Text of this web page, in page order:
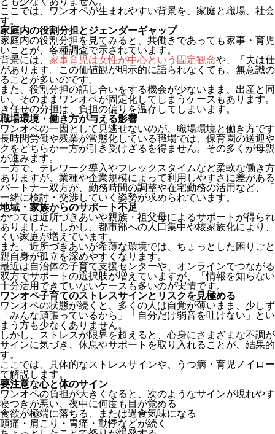
ここでは、ワンオペが生まれやすい背景を、家庭と職場、社
す。
家庭内の役割分担とジェンダーギャップ
家庭内の役割分担を見てみると、共働きであっても家事・育
いことが、各種調査で示されています。
背景には、 家事育児は女性が中心という固定観念や、「夫は
があります。この価値観が明示的に語られなくても、無意識
ることが多いのです。
また、役割分担の話し合いをする機会が少ないまま、出産と
い、そのままワンオペが固定化してしまうケースもあります
き任せの分担は、負担の偏りを温存してしまいます。
職場環境・働き方が与える影響
ワンオペの一因として見逃せないのが、職場環境と働き方で
長時間労働や残業が常態化している職場では、保育園の送迎
クをどちらか一方が引き受けざるを得ません。その多くが母
が進みます。
一方で、テレワーク導入やフレックスタイムなど柔軟な働き
ありますが、業種や企業規模によって利用しやすさに差があ
パートナー双方が、勤務時間の調整や在宅勤務の活用など、
一緒に検討・交渉していく姿勢が求められています。
地域・家族からのサポート不足
かつては近所づきあいや親族・祖父母によるサポートが得ら
ありました。しかし、都市部への人口集中や核家族化により
くい家庭が増えています。
また、近所づきあいが希薄な環境では、ちょっとした困りご
親自身が孤立を深めやすくなります。
最近は自治体の子育て支援センターや、オンラインでつなが
双方でサポートの選択肢が増えていますが、「情報を知らな
十分活用できていないケースも多いのが実情です。
ワンオペ子育てのストレスサインとリスクを見極める
ワンオペの状態が続くと、多くの人は自覚が薄いまま、少し
「みんな頑張っているから」「自分だけ弱音を吐けない」と
まう方も少なくありません。
しかし、ストレスが限界を超えると、心身にさまざまな不調
サインに気づき、休息やサポートを取り入れることが、結果
す。
ここでは、具体的なストレスサインや、うつ病・育児ノイロ
て解説します。
要注意な心と体のサイン
ワンオペの負担が大きくなると、次のようなサインが現れや
寝つきが悪い、夜中に何度も目が覚める
食欲が極端に落ちる、または過食気味になる
頭痛・肩こり・胃痛・動悸などが続く